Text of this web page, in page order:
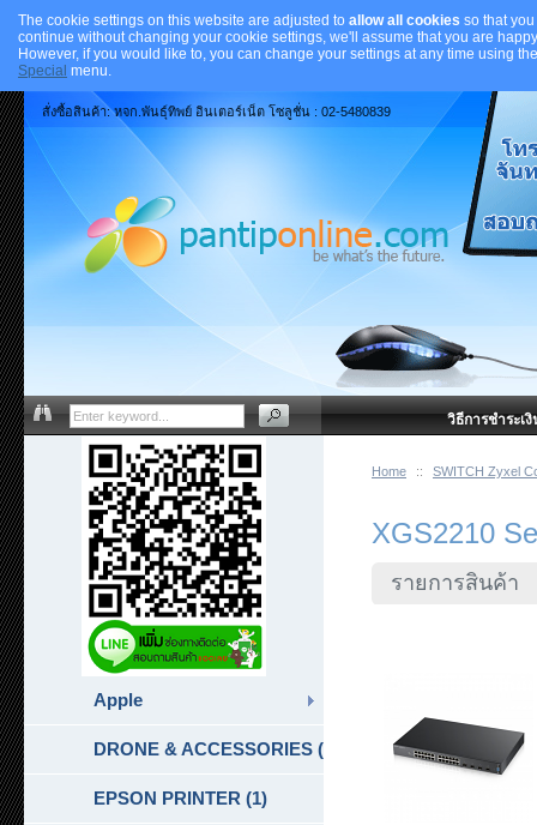
The cookie settings on this website are adjusted to allow all cookies so that
continue without changing your cookie settings, we'll assume that you are
However, if you would like to, you can change your settings at any time using
Special menu.
Home :: SWITCH Zyxel
XGS2210
รายการสินค้า
Apple
DRONE & ACCESSORIES (6)
EPSON PRINTER (1)
สั่งซื้อสินค้า: หจก.พันธุ์ทิพย์ อินเตอร์เน็ต โซลูชั่น : 02-5480839
วิธีการชำระเงิ